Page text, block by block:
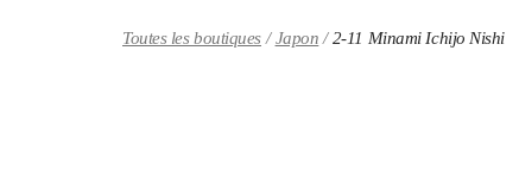
Toutes les boutiques Japon 2-11 Minami Ichijo Nishi